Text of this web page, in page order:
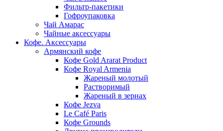
Фильтр-пакетики
Гофроупаковка
Чай Амарас
Чайные аксессуары
Кофе. Аксессуары
Армянский кофе
Кофе Gold Ararat Product
Кофе Royal Armenia
Жареный молотый
Растворимый
Жареный в зернах
Кофе Jezva
Le Café Paris
Кофе Grounds